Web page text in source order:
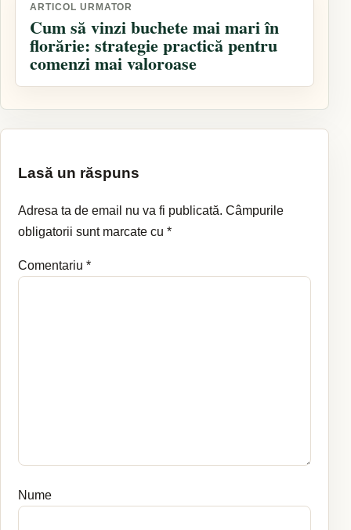
ARTICOL URMATOR
Cum să vinzi buchete mai mari în
florărie: strategie practică pentru
comenzi mai valoroase
Lasă un răspuns
Adresa ta de email nu va fi publicată. Câmpurile
obligatorii sunt marcate cu *
Comentariu *
Nume